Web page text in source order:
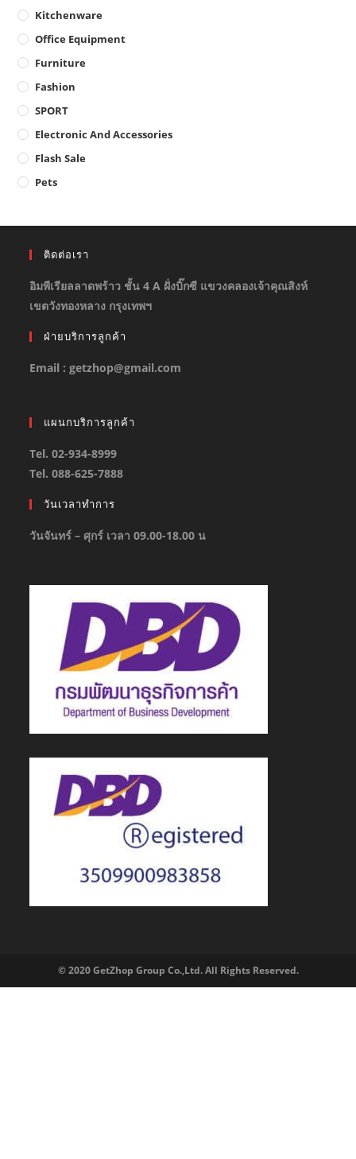
Kitchenware
Office Equipment
Furniture
Fashion
SPORT
Electronic And Accessories
Flash Sale
Pets
ติดต่อเรา
อิมพีเรียลลาดพร้าว ชั้น 4 A ฝั่งบิ๊กซี แขวงคลองเจ้าคุณสิงห์
เขตวังทองหลาง กรุงเทพฯ
ฝ่ายบริการลูกค้า
Email : getzhop@gmail.com
แผนกบริการลูกค้า
Tel. 02-934-8999
Tel. 088-625-7888
วันเวลาทำการ
วันจันทร์ – ศุกร์ เวลา 09.00-18.00 น
© 2020 GetZhop Group Co.,Ltd. All Rights Reserved.